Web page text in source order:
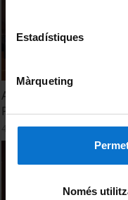
Estadístiques
Màrqueting
Només
Acto académico de
Promoción 2024
4 March, 2025